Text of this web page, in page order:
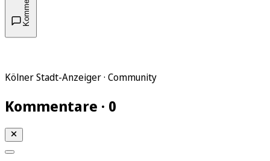
Kölner Stadt-Anzeiger · Community
Kommentare · 0